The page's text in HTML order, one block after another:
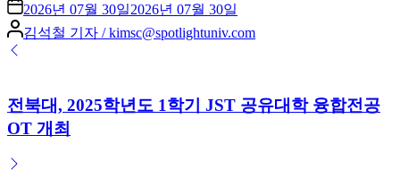
2026년 07월 30일2026년 07월 30일
Posted
by
김석철 기자 / kimsc@spotlightuniv.com
전북대, 2025학년도 1학기 JST 공유대학 융합전공
OT 개최